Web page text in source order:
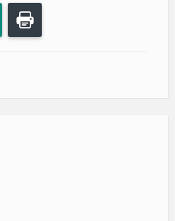
WhatsApp